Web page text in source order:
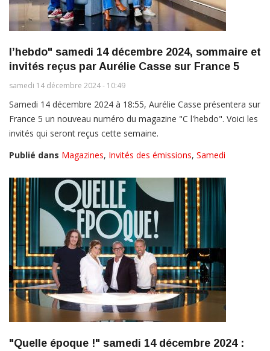
l’hebdo" samedi 14 décembre 2024, sommaire et
invités reçus par Aurélie Casse sur France 5
samedi 14 décembre 2024 - 10:49
Samedi 14 décembre 2024 à 18:55, Aurélie Casse présentera sur
France 5 un nouveau numéro du magazine "C l'hebdo". Voici les
invités qui seront reçus cette semaine.
Publié dans Magazines, Invités des émissions, Samedi
"Quelle époque !" samedi 14 décembre 2024 :